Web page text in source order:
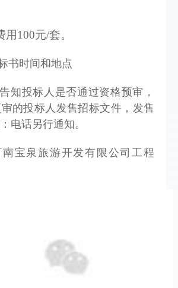
用100元/套。
书时间和地点
知投标人是否通过资格预审，
的投标人发售招标文件，发售
电话另行通知。
宝泉旅游开发有限公司工程